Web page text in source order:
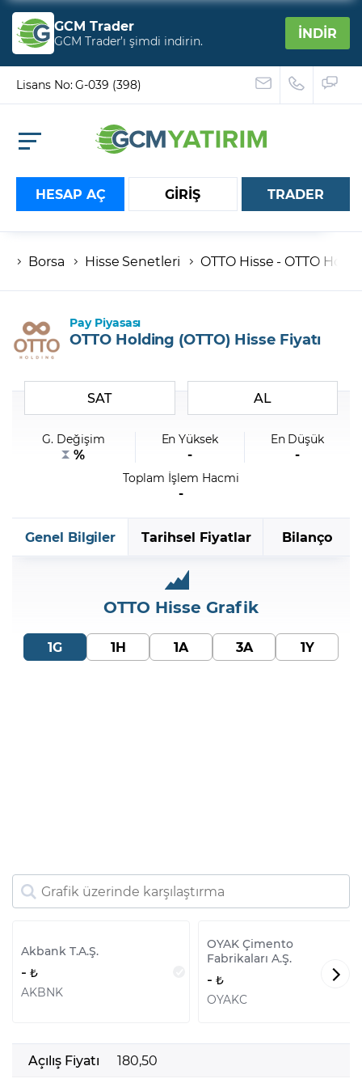
GCM Trader
GCM Trader’ı şimdi indirin. İNDİR
Lisans No: G-039 (398)
HESAP AÇ GİRİŞ
Hesap numaranız
Şifremi Unuttum
TRADER
Borsa Hisse Senetleri OTTO Hisse - OTTO
Pay Piyasası
OTTO Holding (OTTO) Hisse Fiyatı
SAT AL
G. Değişim
%
En Yüksek
-
En Düşük
-
Toplam İşlem Hacmi
-
Genel Bilgiler Tarihsel Fiyatlar Bilanço
OTTO Hisse Grafik
1G 1H 1A 3A 1Y
Akbank T.A.Ş.
-
AKBNK
OYAK Çimento
Fabrikaları A.Ş.
-
OYAKC
Açılış Fiyatı
180,50